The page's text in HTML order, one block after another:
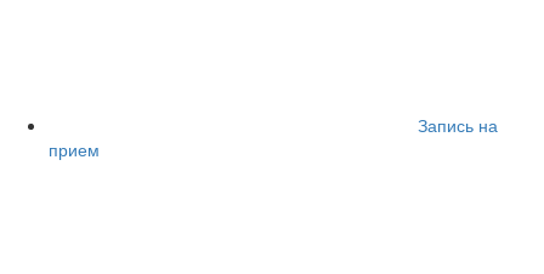
Запись на
прием